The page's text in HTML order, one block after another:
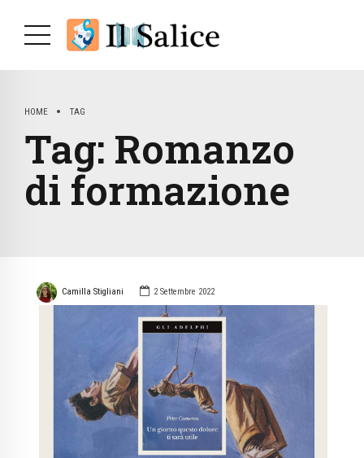
HOME TAG
Tag: Romanzo
di formazione
Camilla Stigliani 2 Settembre 2022